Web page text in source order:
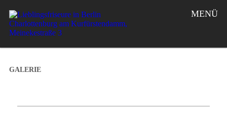
MENÜ
GALERIE